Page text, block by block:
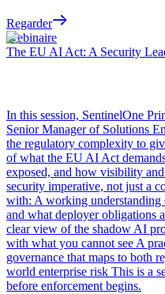
Regarder
Webinaire
The EU AI Act: A Security
In this session, SentinelOne
Senior Manager of Solutions
the regulatory complexity to
of what the EU AI Act
exposed, and how visibility
security imperative, not just a
with: A working
and what deployer obligations
clear view of the shadow AI
with what you cannot see A
governance that maps to both
world enterprise risk This is a
before enforcement begins.